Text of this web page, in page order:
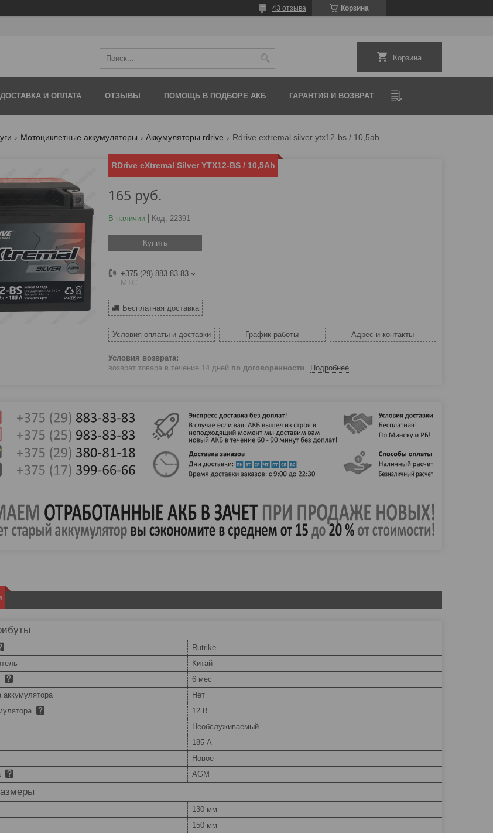
Корзина
43 отзыва
Корзина
ДОСТАВКА И ОПЛАТА ОТЗЫВЫ ПОМОЩЬ В ПОДБОРЕ АКБ ГАРАНТИЯ И ВОЗВРАТ
Мотоциклетные аккумуляторы Аккумуляторы rdrive Rdrive extremal silver ytx12-bs / 10,5ah
RDrive eXtremal Silver YTX12-BS / 10,5Ah
165 руб.
В наличии Код: 22391
Купить
+375 (29) 883-83-83
МТС
Бесплатная доставка
Условия оплаты и доставки График работы Адрес и контакты
возврат товара в течение 14 дней по договоренности Подробнее
Rutrike
Китай
6 мес
аккумулятора
Нет
12 В
Необслуживаемый
185 А
Новое
AGM
130 мм
150 мм